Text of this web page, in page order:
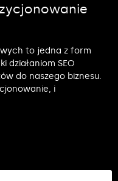
to jedna z form
działaniom SEO
do naszego biznesu.
i